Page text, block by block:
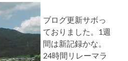
ブログ更新サボっ
ておりました。1週
間は新記録かな。
24時間リレーマラ